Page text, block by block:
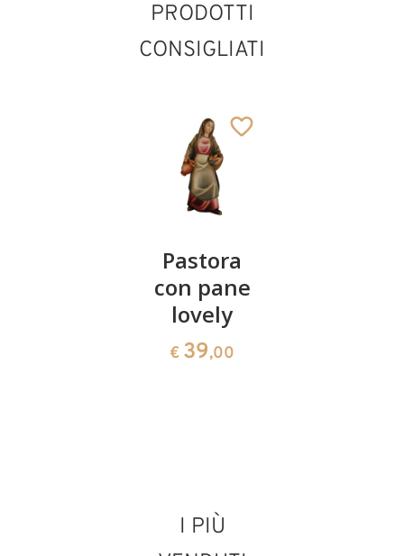
PRODOTTI
CONSIGLIATI
Pastora
con pane
lovely
€ 39,00
I PIÙ